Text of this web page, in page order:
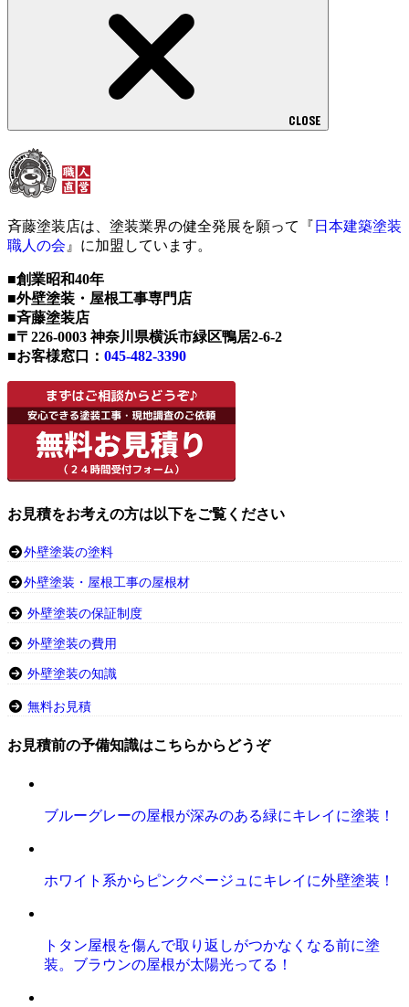
CLOSE
斉藤塗装店は、塗装業界の健全発展を願って『 日本建築塗装
職人の会 』に加盟しています。
■創業昭和40年
■外壁塗装・屋根工事専門店
■斉藤塗装店
■〒226-0003 神奈川県横浜市緑区鴨居2-6-2
■お客様窓口： 045-482-3390
お見積をお考えの方は以下をご覧ください
外壁塗装の塗料
外壁塗装・屋根工事の屋根材
外壁塗装の保証制度
外壁塗装の費用
外壁塗装の知識
無料お見積
お見積前の予備知識はこちらからどうぞ
ブルーグレーの屋根が深みのある緑にキレイに塗装！
ホワイト系からピンクベージュにキレイに外壁塗装！
トタン屋根を傷んで取り返しがつかなくなる前に塗
装。ブラウンの屋根が太陽光ってる！